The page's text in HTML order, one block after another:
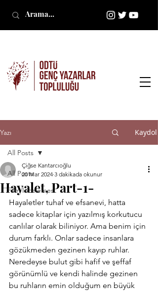
Yazı Kaydol
All Posts
Film İncelemesi
All Posts
Hayalet, Part-1-
Çiğse Kantarcıoğlu
20 Mar 2024 3 dakikada okunur
Hayaletler tuhaf ve efsanevi, hatta
sadece kitaplar için yazılmış korkutucu
canlılar olarak biliniyor. Ama benim için
durum farklı. Onlar sadece insanlara
gözükmeden gezinen kayıp ruhlar.
Neredeyse bulut gibi hafif ve şeffaf
görünümlü ve kendi halinde gezinen
bu ruhların emin olduğum en büyük